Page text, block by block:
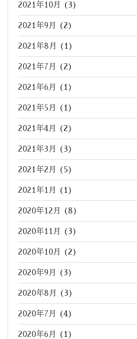
2021年10月 (3)
2021年9月 (2)
2021年8月 (1)
2021年7月 (2)
2021年6月 (1)
2021年5月 (1)
2021年4月 (2)
2021年3月 (3)
2021年2月 (5)
2021年1月 (1)
2020年12月 (8)
2020年11月 (3)
2020年10月 (2)
2020年9月 (3)
2020年8月 (3)
2020年7月 (4)
2020年6月 (1)